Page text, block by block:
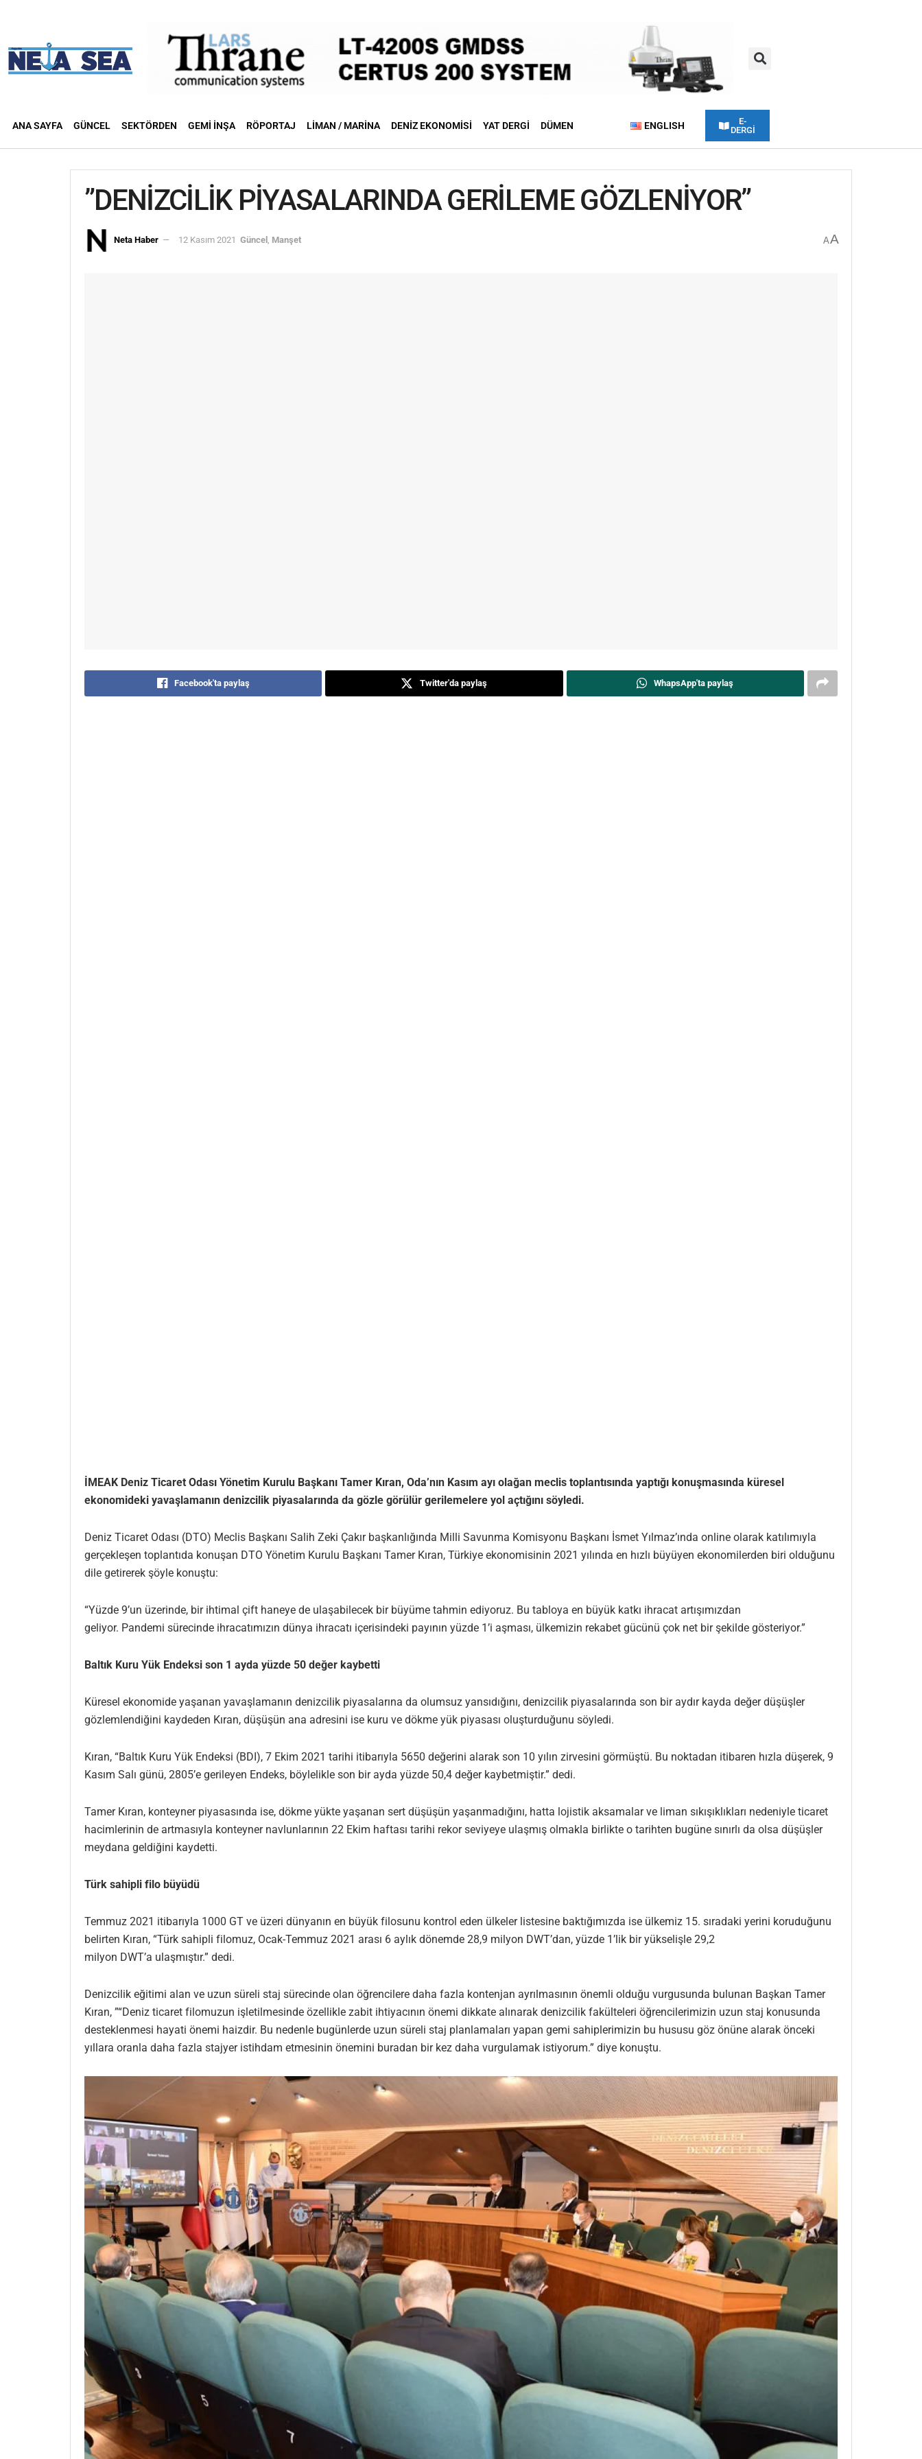
ANA SAYFA GÜNCEL SEKTÖRDEN GEMI İNŞA RÖPORTAJ LIMAN / MARINA DENIZ EKONOMISI YAT DERGI DÜMEN ENGLISH
E-
DERGİ
”DENİZCİLİK PİYASALARINDA GERİLEME GÖZLENİYOR”
Neta Haber 12 Kasım 2021 Güncel Manşet AA
Facebook'ta paylaş Twitter'da paylaş WhapsApp'ta paylaş
İMEAK Deniz Ticaret Odası Yönetim Kurulu Başkanı Tamer Kıran, Oda’nın Kasım ayı olağan meclis toplantısında yaptığı konuşmasında küresel
ekonomideki yavaşlamanın denizcilik piyasalarında da gözle görülür gerilemelere yol açtığını söyledi.
Deniz Ticaret Odası (DTO) Meclis Başkanı Salih Zeki Çakır başkanlığında Milli Savunma Komisyonu Başkanı İsmet Yılmaz’ında online olarak katılımıyla
gerçekleşen toplantıda konuşan DTO Yönetim Kurulu Başkanı Tamer Kıran, Türkiye ekonomisinin 2021 yılında en hızlı büyüyen ekonomilerden biri olduğunu
dile getirerek şöyle konuştu:
“Yüzde 9’un üzerinde, bir ihtimal çift haneye de ulaşabilecek bir büyüme tahmin ediyoruz. Bu tabloya en büyük katkı ihracat artışımızdan
geliyor. Pandemi sürecinde ihracatımızın dünya ihracatı içerisindeki payının yüzde 1’i aşması, ülkemizin rekabet gücünü çok net bir şekilde gösteriyor.”
Baltık Kuru Yük Endeksi son 1 ayda yüzde 50 değer kaybetti
Küresel ekonomide yaşanan yavaşlamanın denizcilik piyasalarına da olumsuz yansıdığını, denizcilik piyasalarında son bir aydır kayda değer düşüşler
gözlemlendiğini kaydeden Kıran, düşüşün ana adresini ise kuru ve dökme yük piyasası oluşturduğunu söyledi.
Kıran, “Baltık Kuru Yük Endeksi (BDI), 7 Ekim 2021 tarihi itibarıyla 5650 değerini alarak son 10 yılın zirvesini görmüştü. Bu noktadan itibaren hızla düşerek, 9
Kasım Salı günü, 2805’e gerileyen Endeks, böylelikle son bir ayda yüzde 50,4 değer kaybetmiştir.” dedi.
Tamer Kıran, konteyner piyasasında ise, dökme yükte yaşanan sert düşüşün yaşanmadığını, hatta lojistik aksamalar ve liman sıkışıklıkları nedeniyle ticaret
hacimlerinin de artmasıyla konteyner navlunlarının 22 Ekim haftası tarihi rekor seviyeye ulaşmış olmakla birlikte o tarihten bugüne sınırlı da olsa düşüşler
meydana geldiğini kaydetti.
Türk sahipli filo büyüdü
Temmuz 2021 itibarıyla 1000 GT ve üzeri dünyanın en büyük filosunu kontrol eden ülkeler listesine baktığımızda ise ülkemiz 15. sıradaki yerini koruduğunu
belirten Kıran, “Türk sahipli filomuz, Ocak-Temmuz 2021 arası 6 aylık dönemde 28,9 milyon DWT’dan, yüzde 1’lik bir yükselişle 29,2
milyon DWT’a ulaşmıştır.” dedi.
Denizcilik eğitimi alan ve uzun süreli staj sürecinde olan öğrencilere daha fazla kontenjan ayrılmasının önemli olduğu vurgusunda bulunan Başkan Tamer
Kıran, ”“Deniz ticaret filomuzun işletilmesinde özellikle zabit ihtiyacının önemi dikkate alınarak denizcilik fakülteleri öğrencilerimizin uzun staj konusunda
desteklenmesi hayati önemi haizdir. Bu nedenle bugünlerde uzun süreli staj planlamaları yapan gemi sahiplerimizin bu hususu göz önüne alarak önceki
yıllara oranla daha fazla stajyer istihdam etmesinin önemini buradan bir kez daha vurgulamak istiyorum.” diye konuştu.